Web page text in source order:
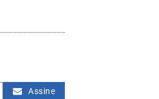
Assine